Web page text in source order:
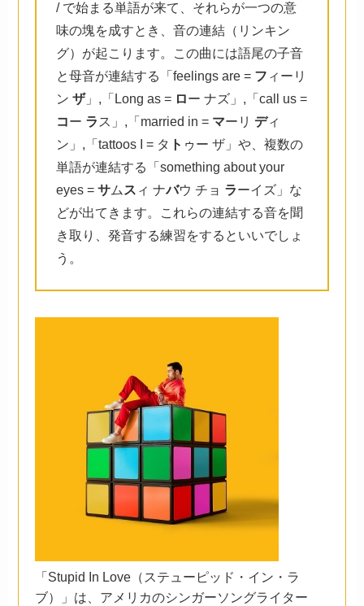
/ で始まる単語が来て、それらが一つの意
味の塊を成すとき、音の連結（リンキン
グ）が起こります。この曲には語尾の子音
と母音が連結する「feelings are = フ ィーリ
ンザ 」,「Long as = ロー ナズ」,「call us =
コー ラス」,「married in = マーリ ディ
ン」,「tattoos I = タ ト ゥー ザ」や、複数の
単語が連結する「something about your
eyes =サムス ィ ナバウ チョ ラーイズ」な
どが出てきます。これらの連結する音を聞
き取り、発音する練習をするといいでしょ
う。
「Stupid In Love（ステューピッド・イン・ラ
ブ）」は、アメリカのシンガーソングライター